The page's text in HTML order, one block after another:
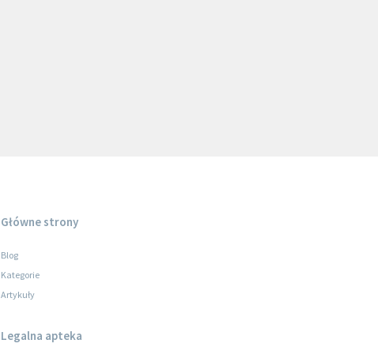
Główne strony
Blog
Kategorie
Artykuły
Legalna apteka